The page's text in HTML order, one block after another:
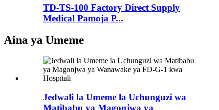
TD-TS-100 Factory Direct Supply
Medical Pamoja P...
Aina ya Umeme
Jedwali la Umeme la Uchunguzi wa
Matibabu ya Magonjwa ya